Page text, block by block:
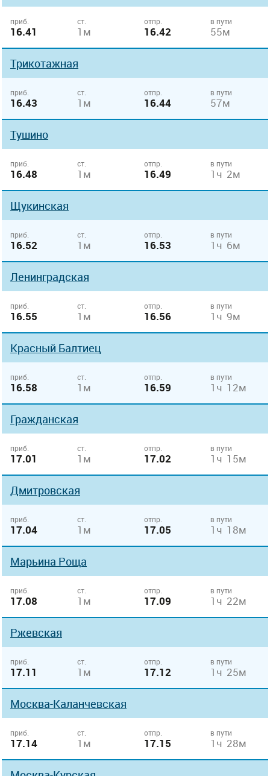
приб.
16.41
ст.
1м
отпр.
16.42
в пути
55м
Трикотажная
приб.
16.43
ст.
1м
отпр.
16.44
в пути
57м
Тушино
приб.
16.48
ст.
1м
отпр.
16.49
в пути
1ч 2м
Щукинская
приб.
16.52
ст.
1м
отпр.
16.53
в пути
1ч 6м
Ленинградская
приб.
16.55
ст.
1м
отпр.
16.56
в пути
1ч 9м
Красный Балтиец
приб.
16.58
ст.
1м
отпр.
16.59
в пути
1ч 12м
Гражданская
приб.
17.01
ст.
1м
отпр.
17.02
в пути
1ч 15м
Дмитровская
приб.
17.04
ст.
1м
отпр.
17.05
в пути
1ч 18м
Марьина Роща
приб.
17.08
ст.
1м
отпр.
17.09
в пути
1ч 22м
Ржевская
приб.
17.11
ст.
1м
отпр.
17.12
в пути
1ч 25м
Москва-Каланчевская
приб.
17.14
ст.
1м
отпр.
17.15
в пути
1ч 28м